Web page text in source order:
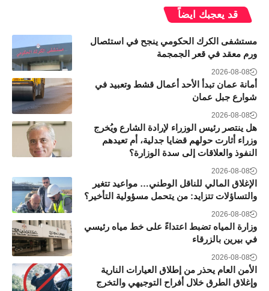
قد يعجبك ايضاً
مستشفى الكرك الحكومي ينجح في استئصال
ورم معقد في قعر الجمجمة
2026-08-08
أمانة عمان تبدأ الأحد أعمال قشط وتعبيد في
شوارع جبل عمان
2026-08-08
هل ينتصر رئيس الوزراء لإرادة الشارع ويُخرج
وزراء أثارت حولهم قضايا جدلية، أم تعيدهم
النفوذ والعلاقات إلى سدة الوزارة؟
2026-08-08
الإغلاق المالي للناقل الوطني… مواعيد تتغير
والتساؤلات تتزايد: من يتحمل مسؤولية التأخير؟
2026-08-08
وزارة المياه تضبط اعتداءً على خط مياه رئيسي
في بيرين بالزرقاء
2026-08-08
الأمن العام يحذر من إطلاق العيارات النارية
وإغلاق الطرق خلال أفراح التوجيهي والتخرج